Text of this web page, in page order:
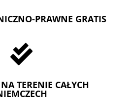
PRAWNE GRATIS

TERENIE CAŁYCH